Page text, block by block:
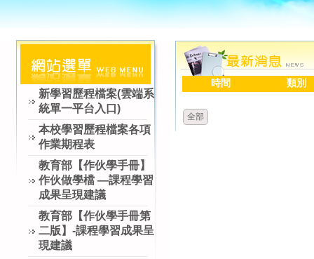
新學習歷程檔案(雲端系
統單一平台入口)
本校學習歷程檔案各項
作業期程表
教育部【作伙學手冊】
作伙做學檔 —課程學習
成果呈現建議
教育部【作伙學手冊第
二版】-課程學習成果呈
現建議
時間 類別
全部